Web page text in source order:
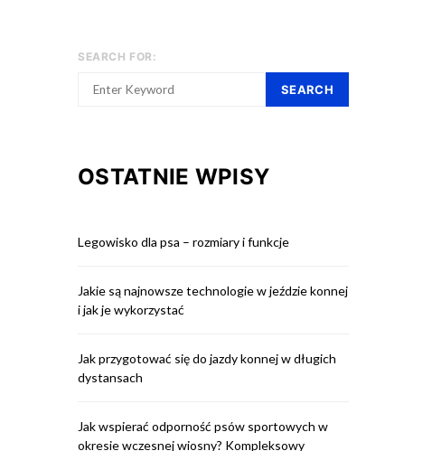
SEARCH FOR:
SEARCH
OSTATNIE WPISY
Legowisko dla psa – rozmiary i funkcje
Jakie są najnowsze technologie w jeździe konnej
i jak je wykorzystać
Jak przygotować się do jazdy konnej w długich
dystansach
Jak wspierać odporność psów sportowych w
okresie wczesnej wiosny? Kompleksowy